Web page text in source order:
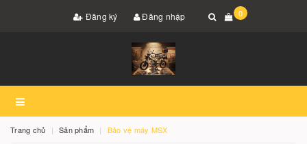
Đăng ký Đăng nhập 0
Trang chủ Sản phẩm Bảo vệ máy MSX